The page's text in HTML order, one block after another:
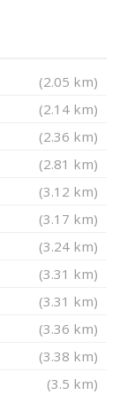
(2.05 km)
(2.14 km)
(2.36 km)
(2.81 km)
(3.12 km)
(3.17 km)
(3.24 km)
(3.31 km)
(3.31 km)
(3.36 km)
(3.38 km)
(3.5 km)